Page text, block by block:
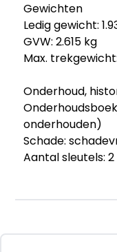
Gewichten
Ledig gewicht:
GVW: 2.615 kg
Max.
Onderhoud,
onderhouden)
Schade:
Aantal sleutels: